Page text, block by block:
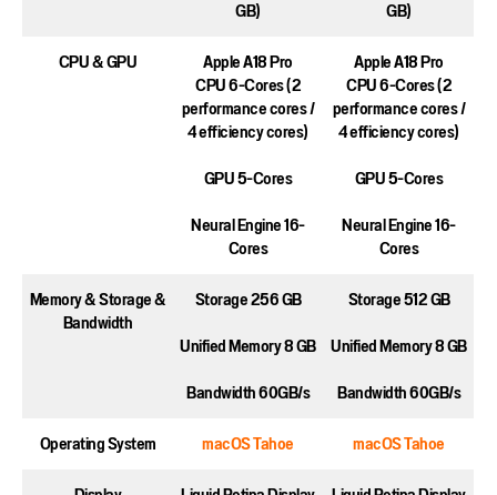
GB)
GB)
CPU & GPU
Apple A18 Pro
CPU 6-Cores (2
performance cores /
4 efficiency cores)
GPU 5-Cores
Neural Engine 16-
Cores
Apple A18 Pro
CPU 6-Cores (2
performance cores /
4 efficiency cores)
GPU 5-Cores
Neural Engine 16-
Cores
Memory & Storage &
Bandwidth
Storage 256 GB
Unified Memory 8 GB
Bandwidth 60GB/s
Storage 512 GB
Unified Memory 8 GB
Bandwidth 60GB/s
Operating System
macOS Tahoe
macOS Tahoe